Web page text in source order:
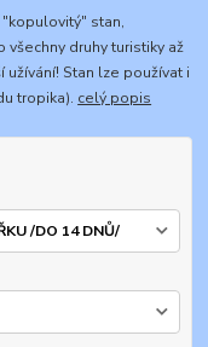
stan,
druhy turistiky až
Stan lze používat i
tropika). celý popis